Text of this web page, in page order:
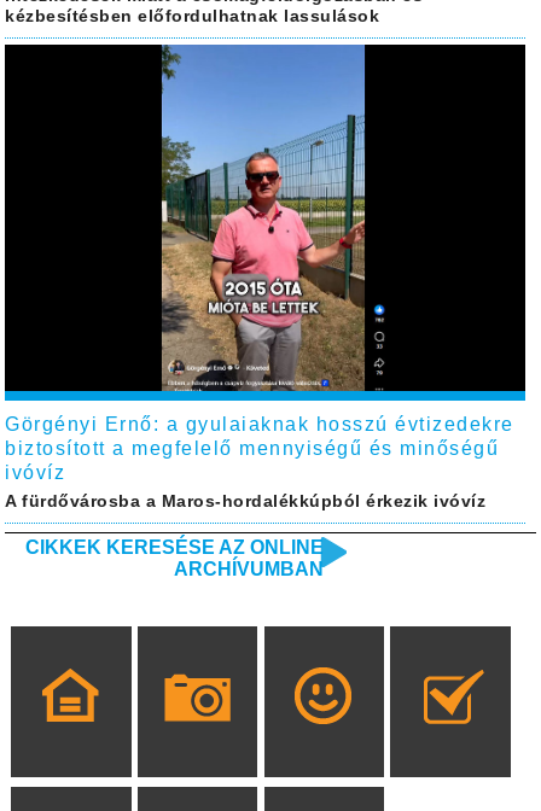
kézbesítésben előfordulhatnak lassulások
Görgényi Ernő: a gyulaiaknak hosszú évtizedekre
biztosított a megfelelő mennyiségű és minőségű
ivóvíz
A fürdővárosba a Maros-hordalékkúpból érkezik ivóvíz
CIKKEK KERESÉSE AZ ONLINE
ARCHÍVUMBAN